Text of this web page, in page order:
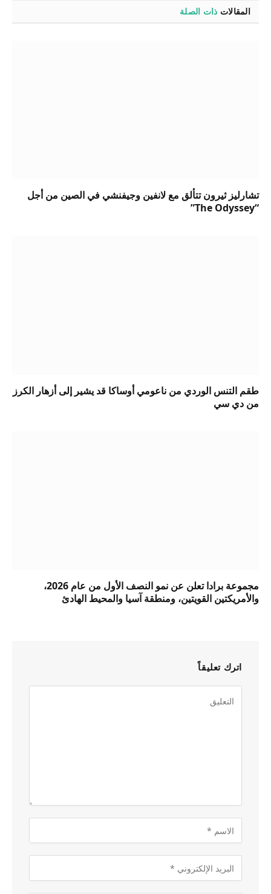
المقالات ذات الصلة
تشارليز ثيرون تتألق مع لانفين وجيفنشي في الصين من أجل
“The Odyssey”
طقم التنس الوردي من ناعومي أوساكا قد يشير إلى أزهار الكرز
من دي سي
مجموعة برادا تعلن عن نمو النصف الأول من عام 2026،
والأمريكتين القويتين، ومنطقة آسيا والمحيط الهادئ
اترك تعليقاً